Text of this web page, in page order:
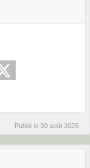
Publié le 30 août 2025